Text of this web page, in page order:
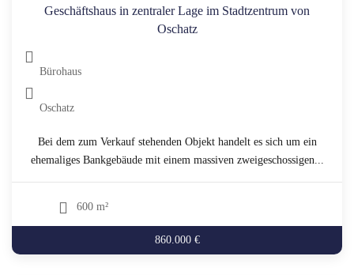
Geschäftshaus in zentraler Lage im Stadtzentrum von
Oschatz
Bürohaus
Oschatz
Bei dem zum Verkauf stehenden Objekt handelt es sich um ein
ehemaliges Bankgebäude mit einem massiven zweigeschossigen...
600 m²
860.000 €